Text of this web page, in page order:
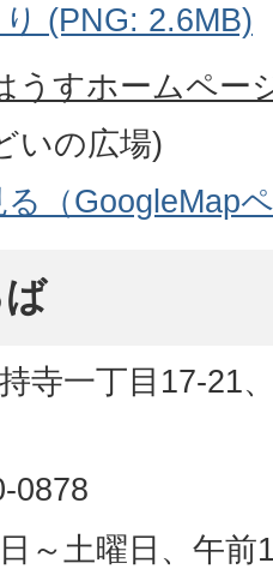
(PNG: 2.6MB)
うすホームペー
（GoogleMap
寺一丁目17-21
0878
～土曜日、午前